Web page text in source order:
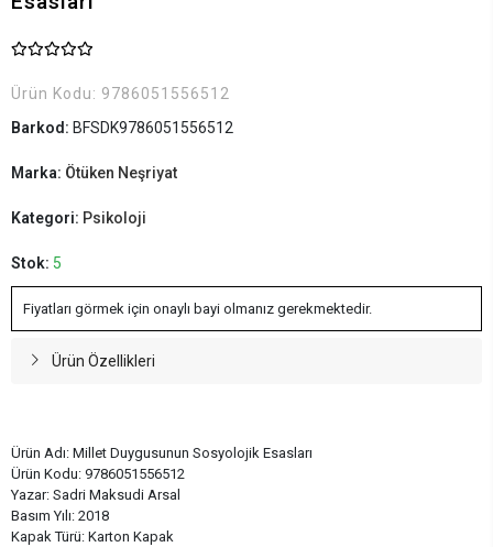
Ürün Kodu: 9786051556512
Barkod: BFSDK9786051556512
Marka: Ötüken Neşriyat
Kategori: Psikoloji
Stok: 5
Fiyatları görmek için onaylı bayi olmanız gerekmektedir.
Ürün Özellikleri
Ürün Adı: Millet Duygusunun Sosyolojik Esasları
Ürün Kodu: 9786051556512
Yazar: Sadri Maksudi Arsal
Basım Yılı: 2018
Kapak Türü: Karton Kapak